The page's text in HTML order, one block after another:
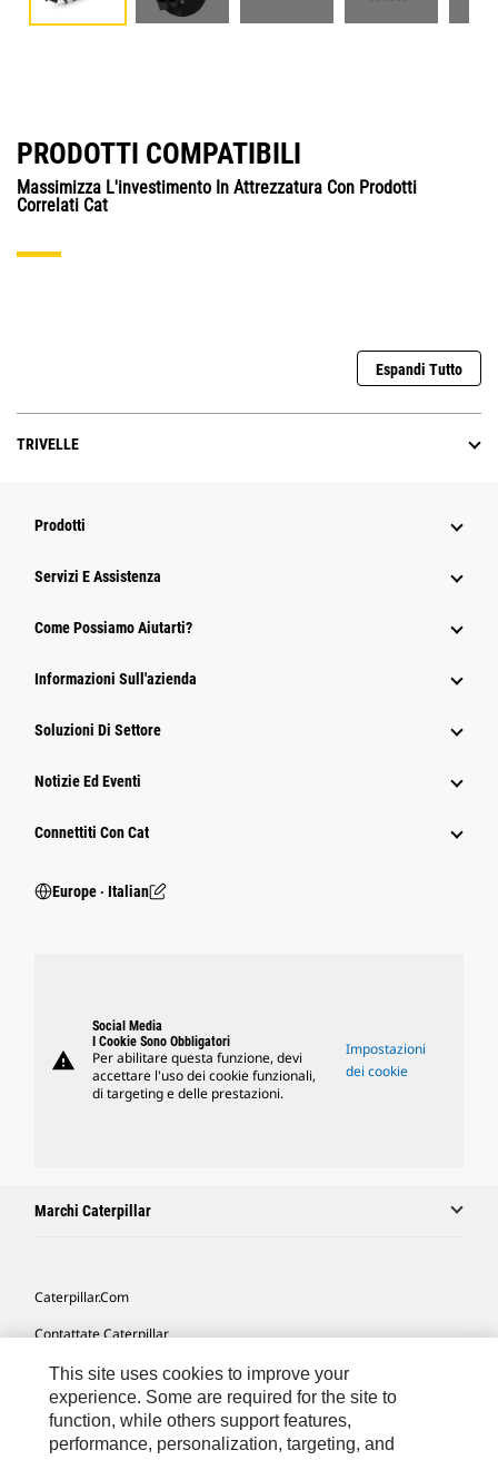
PRODOTTI COMPATIBILI
Massimizza L'investimento In Attrezzatura Con Prodotti
Correlati Cat
Espandi Tutto
TRIVELLE
Prodotti
Servizi E Assistenza
Come Possiamo Aiutarti?
Informazioni Sull'azienda
Soluzioni Di Settore
Notizie Ed Eventi
Connettiti Con Cat
Europe ‧ Italian
warning
Social Media
I Cookie Sono Obbligatori
Per abilitare questa funzione, devi
accettare l'uso dei cookie funzionali,
di targeting e delle prestazioni.
Impostazioni
dei cookie
Marchi Caterpillar
Caterpillar.com
Contattate Caterpillar
Le Mie Preferenze Di Marketing
Mappa Del Sito
Cookie Settings
This site uses cookies to improve your
experience. Some are required for the site to
function, while others support features,
performance, personalization, targeting, and